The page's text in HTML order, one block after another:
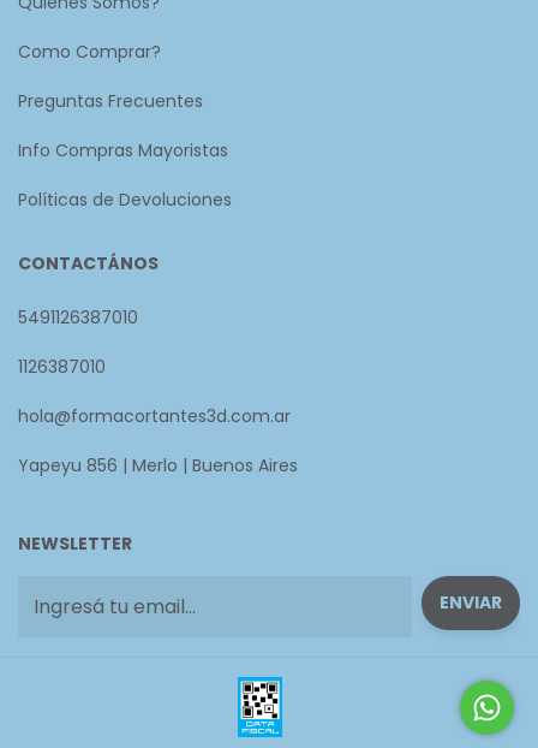
Como Comprar?
Preguntas Frecuentes
Info Compras Mayoristas
Políticas de Devoluciones
CONTACTÁNOS
5491126387010
1126387010
hola@formacortantes3d.com.ar
Yapeyu 856 | Merlo | Buenos Aires
NEWSLETTER